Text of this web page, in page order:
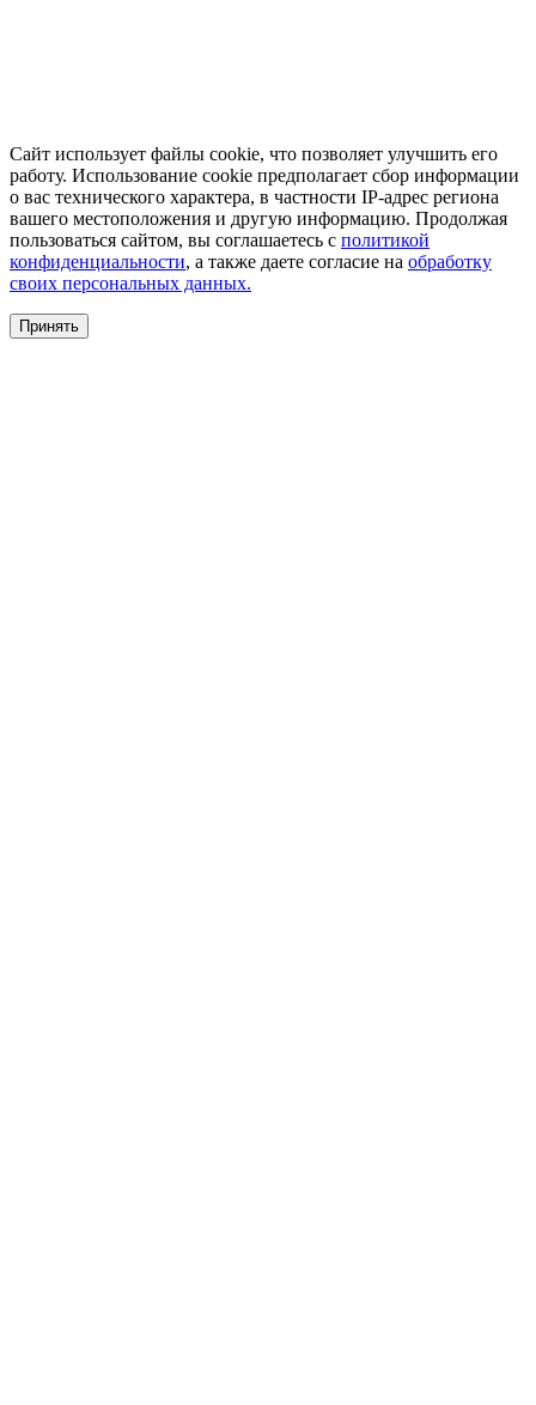
Сайт использует файлы cookie, что позволяет улучшить его
работу. Использование cookie предполагает сбор информации
о вас технического характера, в частности IP-адрес региона
вашего местоположения и другую информацию. Продолжая
пользоваться сайтом, вы соглашаетесь с политикой
конфиденциальности, а также даете согласие на обработку
своих персональных данных.
Принять